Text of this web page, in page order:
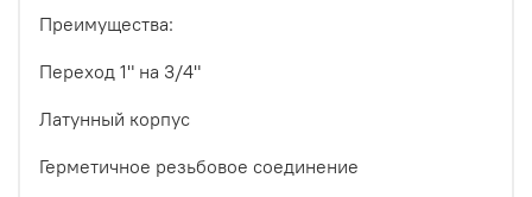
Преимущества:
Переход 1" на 3/4"
Латунный корпус
Герметичное резьбовое соединение